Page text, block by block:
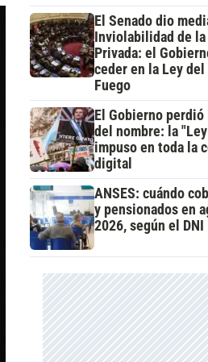
El Senado dio
Inviolabilidad de la
Privada: el
ceder en la Ley del
Fuego
El Gobierno perdió
del nombre: la
impuso en toda la
digital
ANSES: cuándo
y pensionados en
2026, según el DNI